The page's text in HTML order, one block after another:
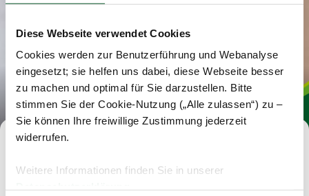
Diese Webseite verwendet Cookies
Cookies werden zur Benutzerführung und Webanalyse
eingesetzt; sie helfen uns dabei, diese Webseite besser
zu machen und optimal für Sie darzustellen. Bitte
stimmen Sie der Cookie-Nutzung („Alle zulassen“) zu –
Sie können Ihre freiwillige Zustimmung jederzeit
widerrufen.
Weitere Informationen finden Sie in unserer
Jobs im Steuerring